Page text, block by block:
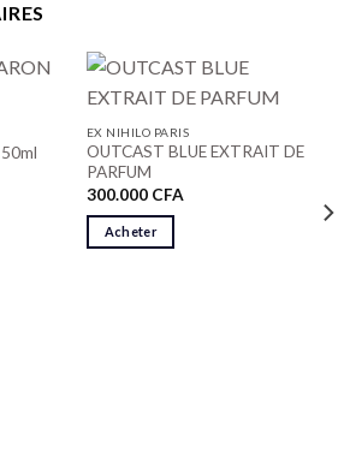
EX NIHILO PARIS
OUTCAST BLUE EXTRAIT DE
PARFUM
300.000 CFA
Acheter